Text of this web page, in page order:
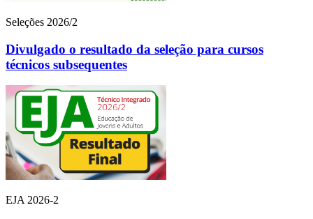
Seleções 2026/2
Divulgado o resultado da seleção para cursos
técnicos subsequentes
EJA 2026-2